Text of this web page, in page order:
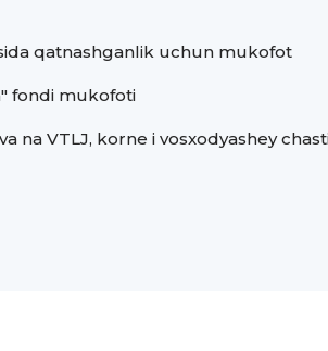
qatnashganlik uchun mukofot
fondi mukofoti
na VTLJ, korne i vosxodyashey